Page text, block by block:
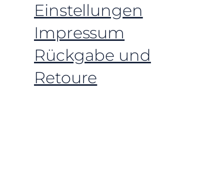
Einstellungen
Impressum
Rückgabe und
Retoure